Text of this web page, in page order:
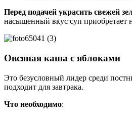
Перед подачей украсить свежей
насыщенный вкус суп приобретает
Овсяная каша с яблоками
Это безусловный лидер среди
подходит для завтрака.
Что необходимо: